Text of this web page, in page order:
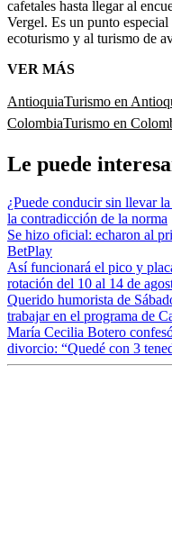
cafetales hasta llegar al
Vergel. Es un punto
ecoturismo y al turismo de
VER MÁS
AntioquiaTurismo en
ColombiaTurismo en
Le puede
¿Puede conducir sin llevar
la contradicción de la norma
Se hizo oficial: echaron al
BetPlay
Así funcionará el pico y
rotación del 10 al 14 de
Querido humorista de
trabajar en el programa de
María Cecilia Botero
divorcio: “Quedé con 3